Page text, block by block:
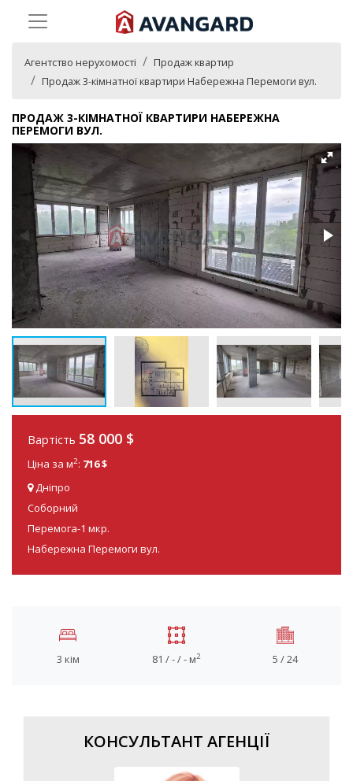
Агентство нерухомості
Продаж квартир
Продаж 3-кімнатної квартири Набережна Перемоги вул.
ПРОДАЖ 3-КІМНАТНОЇ КВАРТИРИ НАБЕРЕЖНА
ПЕРЕМОГИ ВУЛ.
Вартість 58 000 $
Ціна за м2: 716 $
Дніпро
Соборний
Перемога-1 мкр.
Набережна Перемоги вул.
3 кім 81 / - / - м2 5 / 24
КОНСУЛЬТАНТ АГЕНЦІЇ